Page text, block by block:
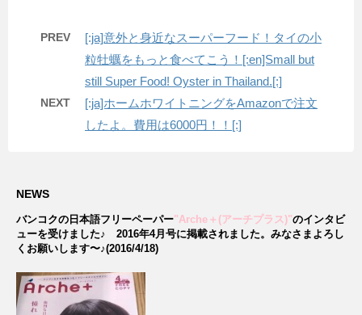
PREV
[:ja]意外と身近なスーパーフード！タイの小
粒牡蠣をもっと食べてこう！[:en]Small but
still Super Food! Oyster in Thailand.[:]
NEXT
[:ja]ホームホワイトニングをAmazonで注文
したよ。費用は6000円！！[:]
NEWS
バンコクの日本語フリーペーパー"Arche＋(アーチプラス)"のインタビ
ューを受けました♪ 2016年4月号に掲載されました。みなさまよろし
くお願いします〜♪(2016/4/18)